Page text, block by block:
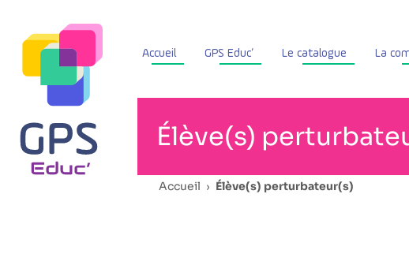
Accueil GPS Educ’ Le catalogue La
Élève(s)
Accueil › Élève(s) perturbateur(s)